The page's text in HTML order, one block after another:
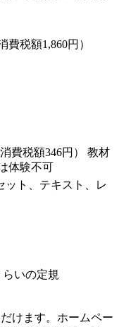
費税額1,860円）
費税額346円） 教材
体験不可
ット、テキスト、レ
いの定規
けます。ホームペー